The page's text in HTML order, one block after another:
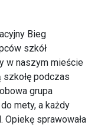
Bieg
szkół
w naszym mieście
podczas
grupa
mety, a każdy
sprawowała